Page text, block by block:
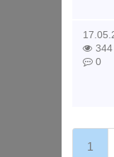
344
0
1